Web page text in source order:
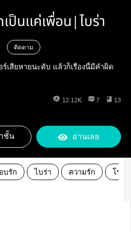
ป็นเเค่เพื่อน|ไบร่า
ติดตาม
เสียหายนะคับ แล้วก็็เรื่องนี้มีคำผิด
12.12K 7 13
ชั้น อ่านเลย
บรัก ไบร่า ความรัก โรงเ